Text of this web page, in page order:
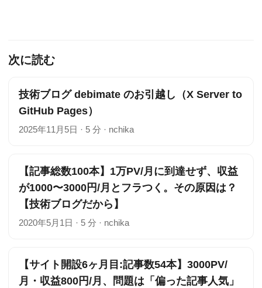
次に読む
技術ブログ debimate のお引越し（X Server to
GitHub Pages）
2025年11月5日 · 5 分 · nchika
【記事総数100本】1万PV/月に到達せず、収益
が1000〜3000円/月とフラつく。その原因は？
【技術ブログだから】
2020年5月1日 · 5 分 · nchika
【サイト開設6ヶ月目:記事数54本】3000PV/
月・収益800円/月、問題は「偏った記事人気」